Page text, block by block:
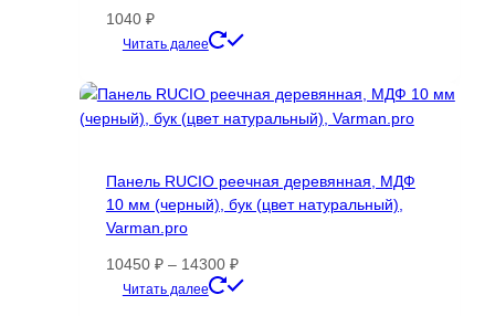
1040 ₽
Читать далее
имеет
несколько
можно
выбрать
Панель RUCIO реечная деревянная, МДФ
10 мм (черный), бук (цвет натуральный),
Varman.pro
10450 ₽ – 14300 ₽Диапазон
цен:
Читать далее